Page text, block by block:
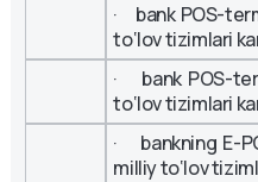
· bank POS-
to‘lov tizimlari
· bank POS-
to‘lov tizimlari
· bankning E-
milliy to‘lov